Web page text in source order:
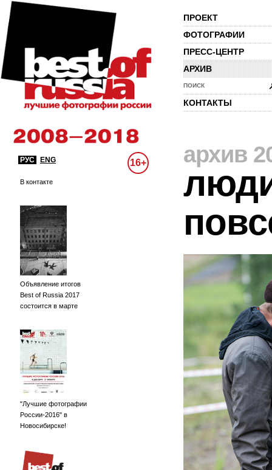
ПРОЕКТ
ФОТОГРАФИИ
ПРЕСС-ЦЕНТР
АРХИВ
ПОИСК
КОНТАКТЫ
РУС ENG 16+
В контакте
Объявление итогов
Best of Russia 2017
состоится в марте
"Лучшие фотографии
России-2016" в
Новосибирске!
архив